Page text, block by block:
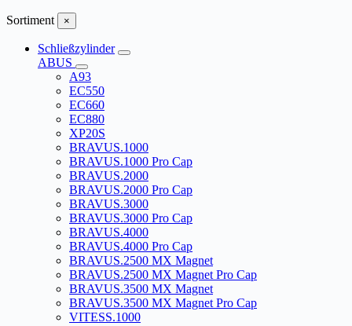
Sortiment ×
Schließzylinder
ABUS
A93
EC550
EC660
EC880
XP20S
BRAVUS.1000
BRAVUS.1000 Pro Cap
BRAVUS.2000
BRAVUS.2000 Pro Cap
BRAVUS.3000
BRAVUS.3000 Pro Cap
BRAVUS.4000
BRAVUS.4000 Pro Cap
BRAVUS.2500 MX Magnet
BRAVUS.2500 MX Magnet Pro Cap
BRAVUS.3500 MX Magnet
BRAVUS.3500 MX Magnet Pro Cap
VITESS.1000